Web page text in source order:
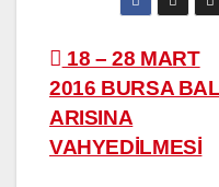
Yazı
gezinmesi
18 – 28 MART
2016 BURSA BAL
ARISINA
VAHYEDİLMESİ